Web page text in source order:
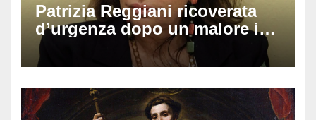
Patrizia Reggiani ricoverata
d’urgenza dopo un malore in
vacanza: come sta oggi l’ex
Lady Gucci